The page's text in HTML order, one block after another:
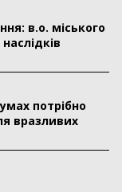
в.о. міського
потрібно
вразливих